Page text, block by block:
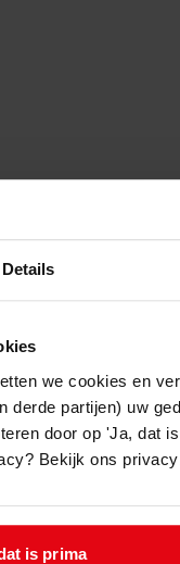
Details
we cookies en
derde partijen) uw
door op 'Ja, dat
Bekijk ons
is prima